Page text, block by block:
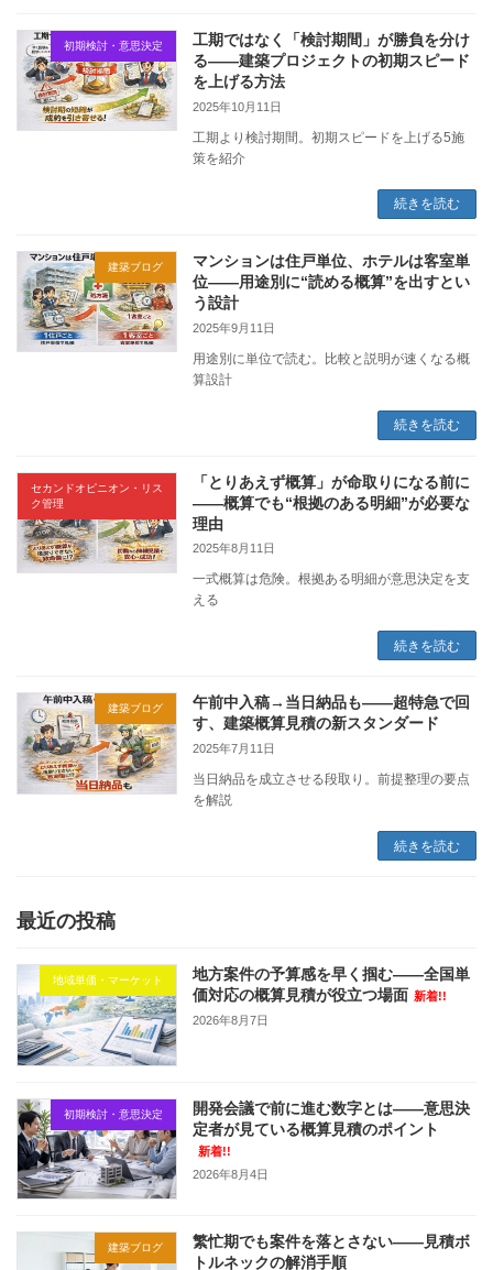
初期検討・意思決定
工期ではなく「検討期間」が勝負を分け
る——建築プロジェクトの初期スピード
を上げる方法
2025年10月11日
工期より検討期間。初期スピードを上げる5施
策を紹介
続きを読む
建築ブログ
マンションは住戸単位、ホテルは客室単
位——用途別に“読める概算”を出すとい
う設計
2025年9月11日
用途別に単位で読む。比較と説明が速くなる概
算設計
続きを読む
セカンドオピニオン・リス
ク管理
「とりあえず概算」が命取りになる前に
——概算でも“根拠のある明細”が必要な
理由
2025年8月11日
一式概算は危険。根拠ある明細が意思決定を支
える
続きを読む
建築ブログ
午前中入稿→当日納品も——超特急で回
す、建築概算見積の新スタンダード
2025年7月11日
当日納品を成立させる段取り。前提整理の要点
を解説
続きを読む
最近の投稿
地域単価・マーケット
地方案件の予算感を早く掴む——全国単
価対応の概算見積が役立つ場面 新着!!
2026年8月7日
初期検討・意思決定
開発会議で前に進む数字とは——意思決
定者が見ている概算見積のポイント
新着!!
2026年8月4日
建築ブログ
繁忙期でも案件を落とさない——見積ボ
トルネックの解消手順